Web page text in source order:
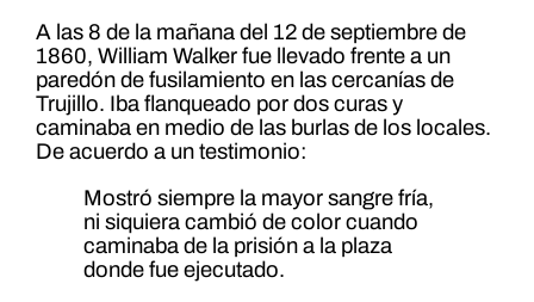
A las 8 de la mañana del 12 de septiembre de
1860, William Walker fue llevado frente a un
paredón de fusilamiento en las cercanías de
Trujillo. Iba flanqueado por dos curas y
caminaba en medio de las burlas de los locales.
De acuerdo a un testimonio:
Mostró siempre la mayor sangre fría,
ni siquiera cambió de color cuando
caminaba de la prisión a la plaza
donde fue ejecutado.